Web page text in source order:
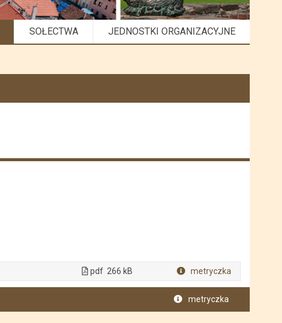
SOŁECTWA JEDNOSTKI ORGANIZACYJNE
pdf 266 kB metryczka
metryczka